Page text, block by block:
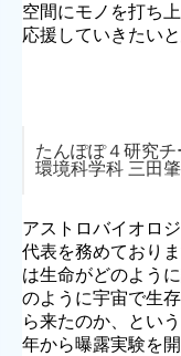
空間にモノを打ち
応援していきたいと
たんぽぽ４研究
環境科学科 三田
アストロバイオロ
代表を務めており
は生命がどのよう
のように宇宙で生
ら来たのか、とい
年から曝露実験を